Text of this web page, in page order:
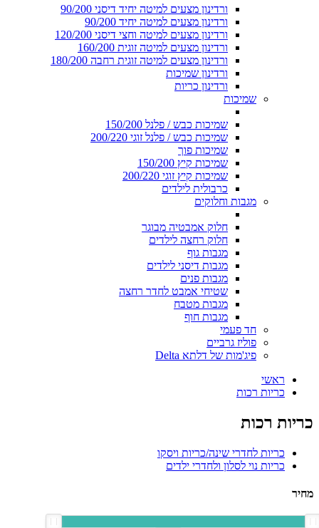
ורדינון מצעים למיטה יחיד דיסני 90/200
ורדינון מצעים למיטה יחיד 90/200
ורדינון מצעים למיטה וחצי דיסני 120/200
ורדינון מצעים למיטה זוגית 160/200
ורדינון מצעים למיטה זוגית רחבה 180/200
ורדינון שמיכות
ורדינון כריות
שמיכות
שמיכות כבש / פלנל 150/200
שמיכות כבש / פלנל זוגי 200/220
שמיכות פוך
שמיכות קיץ 150/200
שמיכות קיץ זוגי 200/220
כרבולית לילדים
מגבות וחלוקים
חלוק אמבטיה מבוגר
חלוק רחצה לילדים
מגבות גוף
מגבות דיסני לילדים
מגבות פנים
שטיחי אמבט לחדר רחצה
מגבות מטבח
מגבות חוף
חד פעמי
פוליז גרביים
פיג'מות של דלתא Delta
ראשי
כריות רכות
כריות רכות
כריות לחדרי שינה/כריות ויסקו
כריות נוי לסלון ולחדרי ילדים
מחיר